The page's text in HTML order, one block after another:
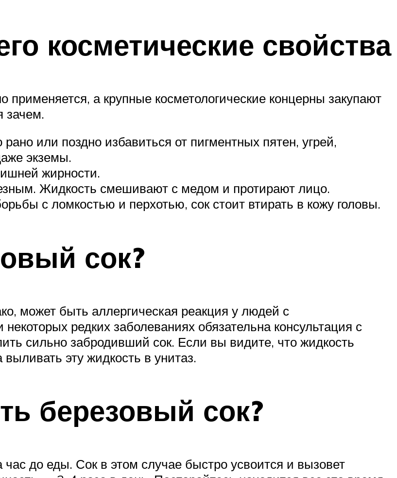
косметические свойства
применяется, а крупные косметологические концерны закупают
зачем.
или поздно избавиться от пигментных пятен, угрей,
экземы.
жирности.
Жидкость смешивают с медом и протирают лицо.
с ломкостью и перхотью, сок стоит втирать в кожу головы.
сок?
может быть аллергическая реакция у людей с
редких заболеваниях обязательна консультация с
сильно забродивший сок. Если вы видите, что жидкость
эту жидкость в унитаз.
березовый сок?
до еды. Сок в этом случае быстро усвоится и вызовет